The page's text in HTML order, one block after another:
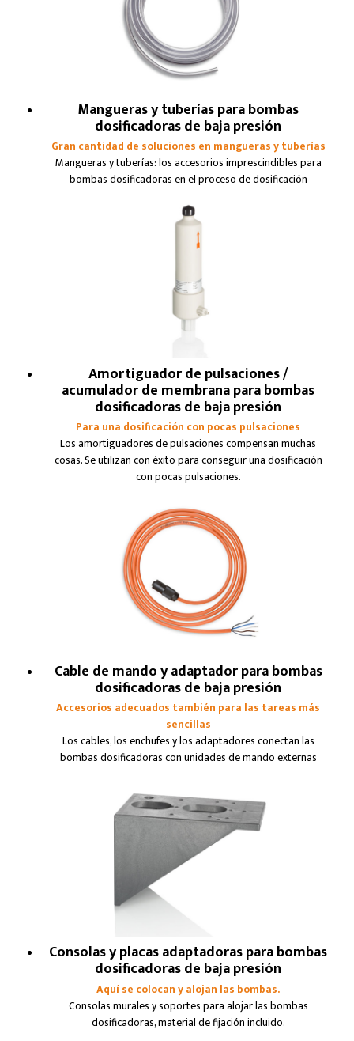
Mangueras y tuberías para bombas
dosificadoras de baja presión
Gran cantidad de soluciones en mangueras y tuberías
Mangueras y tuberías: los accesorios imprescindibles para
bombas dosificadoras en el proceso de dosificación
Amortiguador de pulsaciones /
acumulador de membrana para bombas
dosificadoras de baja presión
Para una dosificación con pocas pulsaciones
Los amortiguadores de pulsaciones compensan muchas
cosas. Se utilizan con éxito para conseguir una dosificación
con pocas pulsaciones.
Cable de mando y adaptador para bombas
dosificadoras de baja presión
Accesorios adecuados también para las tareas más
sencillas
Los cables, los enchufes y los adaptadores conectan las
bombas dosificadoras con unidades de mando externas
Consolas y placas adaptadoras para bombas
dosificadoras de baja presión
Aquí se colocan y alojan las bombas.
Consolas murales y soportes para alojar las bombas
dosificadoras, material de fijación incluido.